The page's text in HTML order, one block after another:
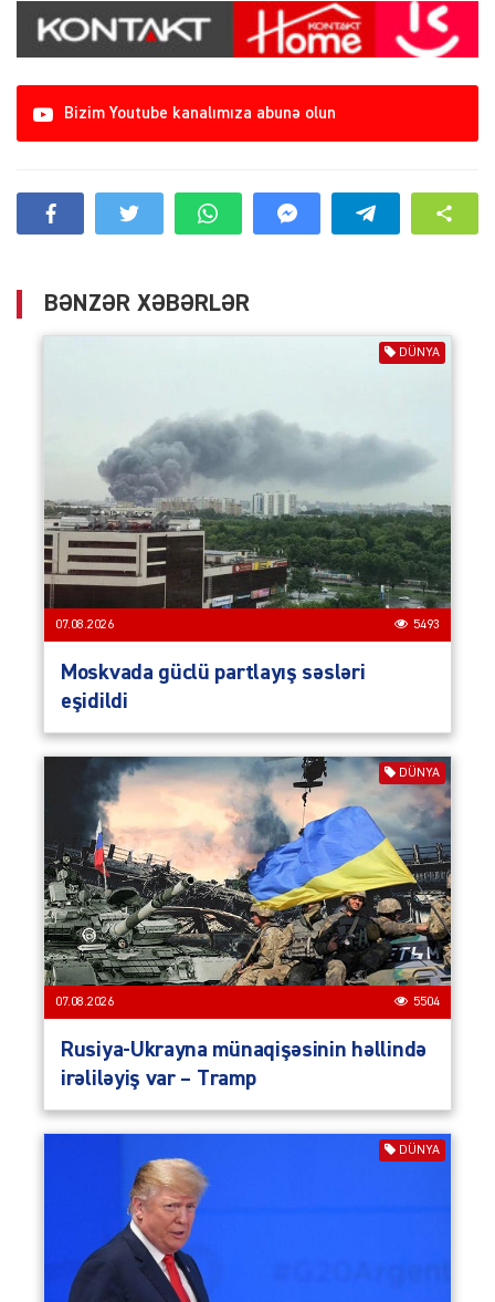
Bizim Youtube kanalımıza abunə olun
BƏNZƏR XƏBƏRLƏR
DÜNYA
07.08.2026 5493
Moskvada güclü partlayış səsləri
eşidildi
DÜNYA
07.08.2026 5504
Rusiya-Ukrayna münaqişəsinin həllində
irəliləyiş var – Tramp
DÜNYA